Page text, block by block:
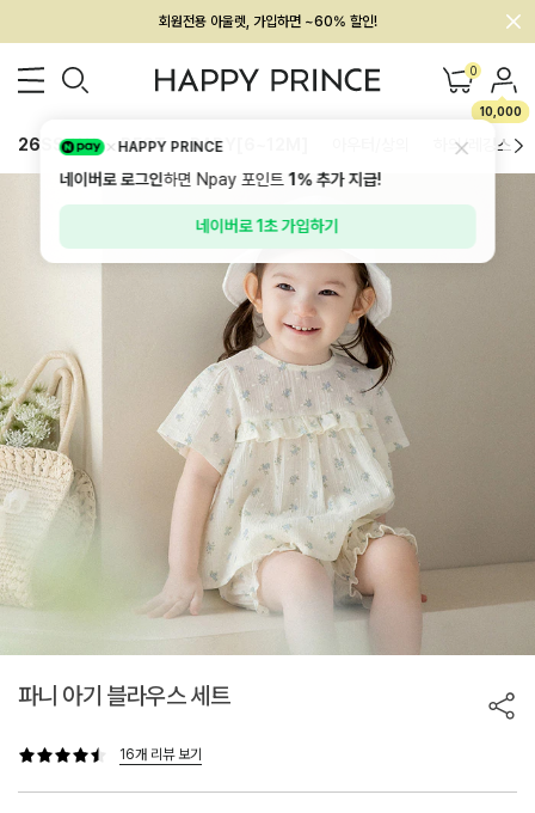
멤버십 최대 28,000원 혜택
0
10,000
26SS 신상 BEST BABY[6~12M] 하의/레깅스
파니 아기 블라우스 세트
16개 리뷰 보기
HAPPY PRINCE
네이버로 로그인하면 Npay 포인트1%추가 지급!
네이버로 1초 가입하기